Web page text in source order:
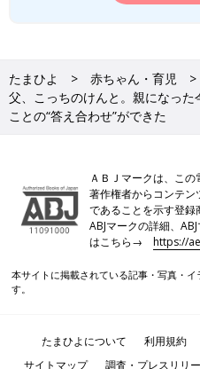
たまひよ 赤ちゃん・育児
父、こっちのけんと。親になっ
ことの“答え合わせ”ができた
ＡＢＪマークは、この
著作権者からコンテ
であることを示す登録
ABJマークの詳細、
はこちら→https://
本サイトに掲載されている記事・写真・
す。
たまひよについて 利用規約
サイトマップ
調査・プレスリリ